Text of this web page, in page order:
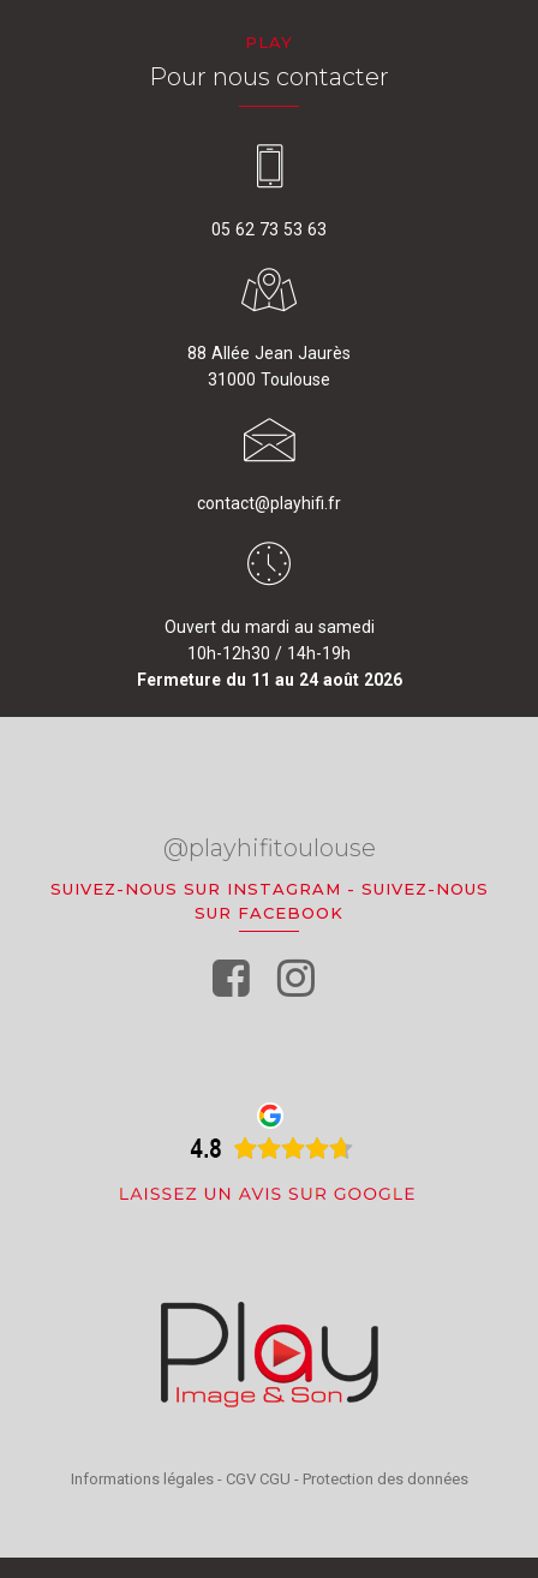
PLAY
Pour nous contacter
05 62 73 53 63
88 Allée Jean Jaurès
31000 Toulouse
contact@playhifi.fr
Ouvert du mardi au samedi
10h-12h30 / 14h-19h
Fermeture du 11 au 24 août 2026
@playhifitoulouse
SUIVEZ-NOUS SUR INSTAGRAM - SUIVEZ-NOUS
SUR FACEBOOK
Informations légales- CGV CGU - Protection des données